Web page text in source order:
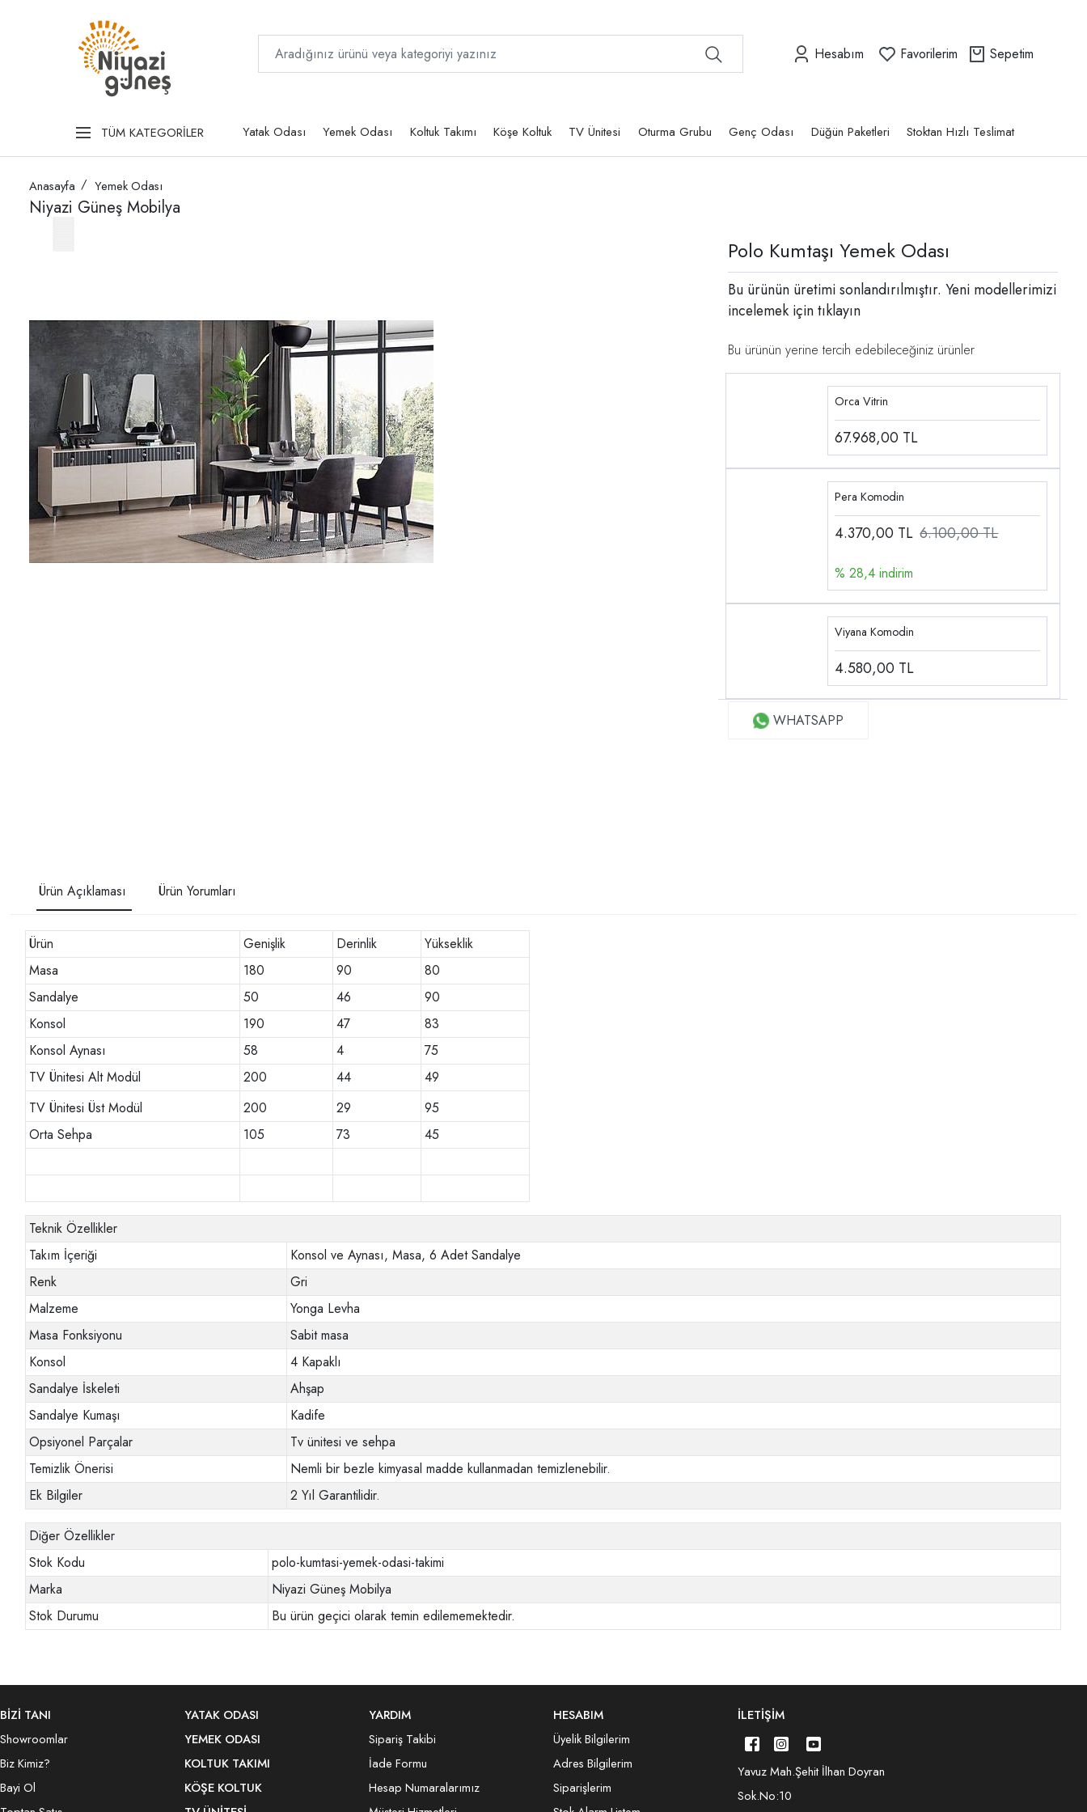
Hesabım Favorilerim Sepetim
TÜM KATEGORİLER Yatak Odası Yemek Odası Koltuk Takımı Köşe Koltuk TV Ünitesi Oturma Grubu Genç Odası Düğün Paketleri Stoktan Hızlı Teslimat
Anasayfa Yemek Odası
Niyazi Güneş Mobilya
Polo Kumtaşı Yemek Odası
Bu ürünün üretimi sonlandırılmıştır. Yeni modellerimizi
incelemek içintıklayın
Bu ürünün yerine tercih edebileceğiniz ürünler
Orca Vitrin
67.968,00 TL
Pera Komodin
4.370,00 TL 6.100,00 TL
% 28,4 indirim
Viyana Komodin
4.580,00 TL
WHATSAPP
Ürün Açıklaması Ürün Yorumları
Ürün Genişlik Derinlik
Yükseklik
Masa
180 90
80
Sandalye
50 46
90
Konsol
190 47
83
Konsol Aynası
58 4
75
TV Ünitesi Alt Modül
200 44
49
TV Ünitesi Üst Modül
200 29
95
Orta Sehpa
105 73 45
Teknik Özellikler
Takım İçeriği
Konsol ve Aynası, Masa, 6 Adet Sandalye
Renk
Gri
Malzeme
Yonga Levha
Masa Fonksiyonu
Sabit masa
Konsol
4 Kapaklı
Sandalye İskeleti
Ahşap
Sandalye Kumaşı
Kadife
Opsiyonel Parçalar
Tv ünitesi ve sehpa
Temizlik Önerisi
Nemli bir bezle kimyasal madde kullanmadan temizlenebilir.
Ek Bilgiler
2 Yıl Garantilidir.
Diğer Özellikler
Stok Kodu
polo-kumtasi-yemek-odasi-takimi
Marka
Niyazi Güneş Mobilya
Stok Durumu
Bu ürün geçici olarak temin edilememektedir.
BİZİ TANI
Showroomlar
Biz Kimiz?
Bayi Ol
YATAK ODASI
YEMEK ODASI
KOLTUK TAKIMI
KÖŞE KOLTUK
YARDIM
Sipariş Takibi
İade Formu
Hesap Numaralarımız
HESABIM
Üyelik Bilgilerim
Adres Bilgilerim
Siparişlerim
İLETIŞIM
Yavuz Mah.Şehit İlhan Doyran
Sok.No:10